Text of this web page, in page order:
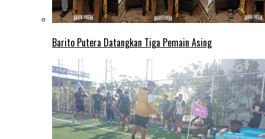
Barito Putera Datangkan Tiga Pemain Asing